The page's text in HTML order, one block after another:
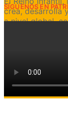
SÍGUENOS EN
crea, desarrolla
a nivel global,